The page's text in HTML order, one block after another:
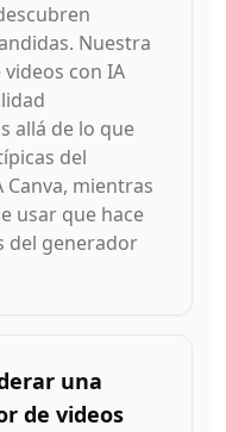
Nuestra
con IA
allá de lo que
del
mientras
usar que hace
del generador
una
de videos